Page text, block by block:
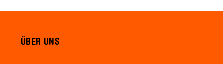
ÜBER UNS